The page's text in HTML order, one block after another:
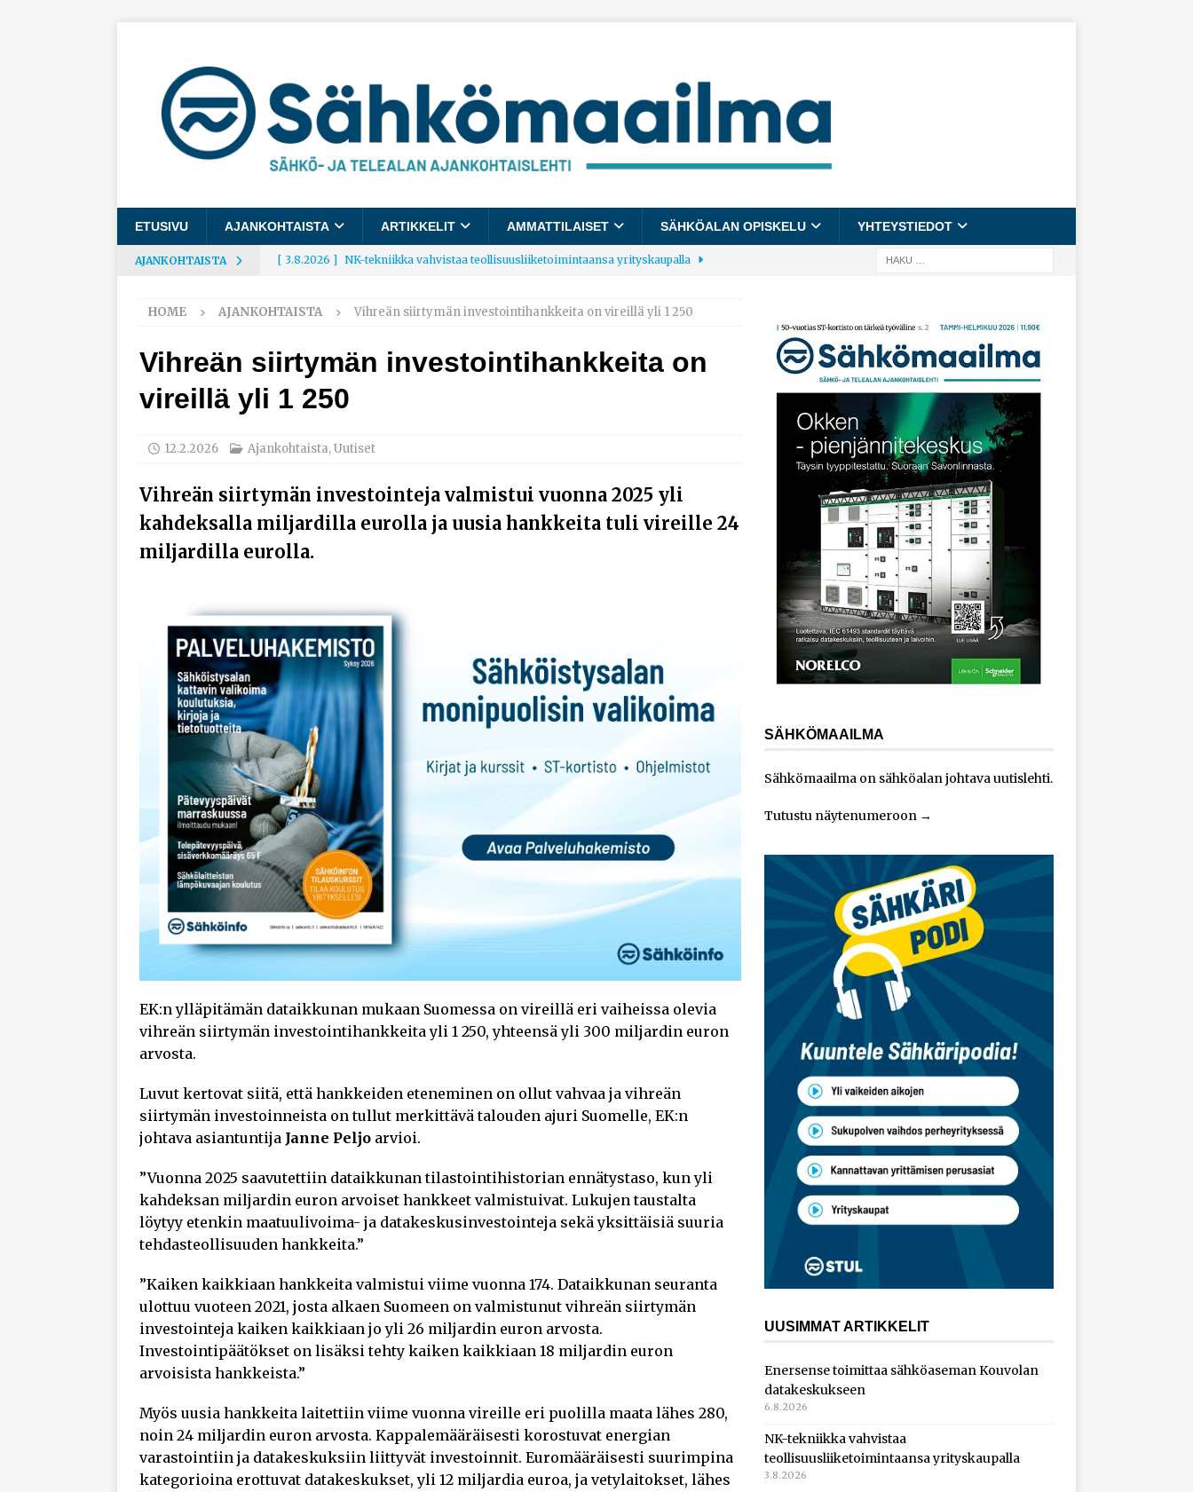
ETUSIVU AJANKOHTAISTA ARTIKKELIT AMMATTILAISET SÄHKÖALAN OPISKELU YHTEYSTIEDOT
AJANKOHTAISTA [ 3.8.2026 ] NK-tekniikka vahvistaa teollisuusliiketoimintaansa yrityskaupalla
[ 3.8.2026 ] Rakennusalalle tulee käyttöön yhteinen kestävyysraportointimalli
AJANKOHTAISTA
[ 3.8.2026 ]
työhyvinvoinnista
[ 30.7.2026 ] Norelco laajentaa toimintaansa Norjaan
modernisointihankkeita AJANKOHTAISTA
[ 6.8.2026 ] Enersense toimittaa sähköaseman Kouvolan datakeskukseen
AJANKOHTAISTA
HOME AJANKOHTAISTA Vihreän siirtymän investointihankkeita on vireillä yli 1 250
Vihreän siirtymän investointihankkeita on
vireillä yli 1 250
12.2.2026 Ajankohtaista,Uutiset
Vihreän siirtymän investointeja valmistui vuonna 2025 yli
kahdeksalla miljardilla eurolla ja uusia hankkeita tuli vireille 24
miljardilla eurolla.
EK:n ylläpitämän dataikkunan mukaan Suomessa on vireillä eri vaiheissa olevia
vihreän siirtymän investointihankkeita yli 1 250, yhteensä yli 300 miljardin euron
arvosta.
Luvut kertovat siitä, että hankkeiden eteneminen on ollut vahvaa ja vihreän
siirtymän investoinneista on tullut merkittävä talouden ajuri Suomelle, EK:n
johtava asiantuntija Janne Peljo arvioi.
”Vuonna 2025 saavutettiin dataikkunan tilastointihistorian ennätystaso, kun yli
kahdeksan miljardin euron arvoiset hankkeet valmistuivat. Lukujen taustalta
löytyy etenkin maatuulivoima- ja datakeskusinvestointeja sekä yksittäisiä suuria
tehdasteollisuuden hankkeita.”
”Kaiken kaikkiaan hankkeita valmistui viime vuonna 174. Dataikkunan seuranta
ulottuu vuoteen 2021, josta alkaen Suomeen on valmistunut vihreän siirtymän
investointeja kaiken kaikkiaan jo yli 26 miljardin euron arvosta.
Investointipäätökset on lisäksi tehty kaiken kaikkiaan 18 miljardin euron
arvoisista hankkeista.”
Myös uusia hankkeita laitettiin viime vuonna vireille eri puolilla maata lähes 280,
noin 24 miljardin euron arvosta. Kappalemääräisesti korostuvat energian
varastointiin ja datakeskuksiin liittyvät investoinnit. Euromääräisesti suurimpina
kategorioina erottuvat datakeskukset, yli 12 miljardia euroa, ja vetylaitokset, lähes
SÄHKÖMAAILMA
Sähkömaailma on sähköalan johtava uutislehti.
Tutustu näytenumeroon→
UUSIMMAT ARTIKKELIT
Enersense toimittaa sähköaseman Kouvolan
datakeskukseen
6.8.2026
NK-tekniikka vahvistaa
teollisuusliiketoimintaansa yrityskaupalla
3.8.2026